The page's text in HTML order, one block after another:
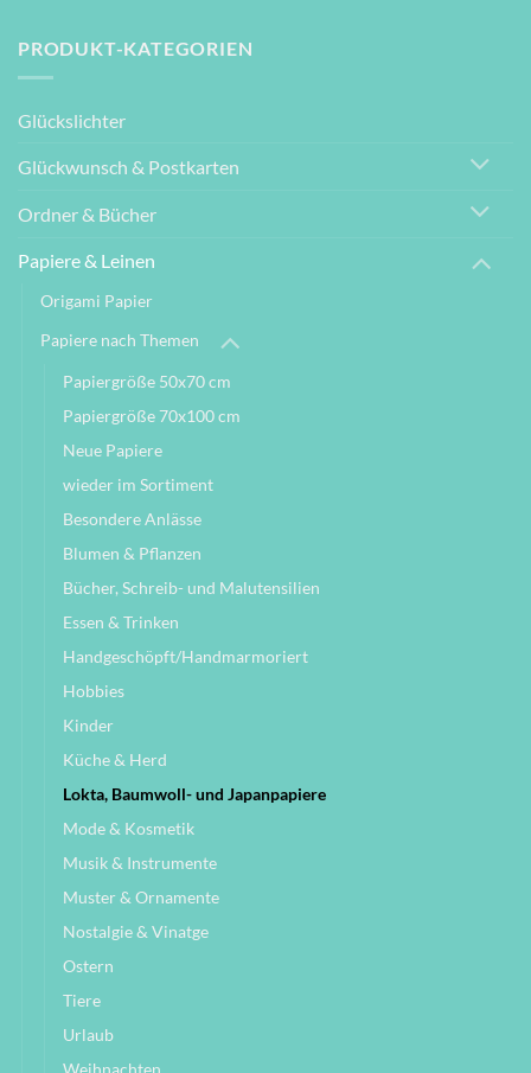
PRODUKT-KATEGORIEN
Glückslichter
Glückwunsch & Postkarten
Ordner & Bücher
Papiere & Leinen
Origami Papier
Papiere nach Themen
Papiergröße 50x70 cm
Papiergröße 70x100 cm
Neue Papiere
wieder im Sortiment
Besondere Anlässe
Blumen & Pflanzen
Bücher, Schreib- und Malutensilien
Essen & Trinken
Handgeschöpft/Handmarmoriert
Hobbies
Kinder
Küche & Herd
Lokta, Baumwoll- und Japanpapiere
Mode & Kosmetik
Musik & Instrumente
Muster & Ornamente
Nostalgie & Vinatge
Ostern
Tiere
Urlaub